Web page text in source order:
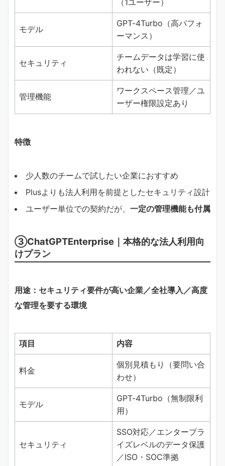
モデル
GPT-4Turbo（高パフォ
ーマンス）
セキュリティ
チームデータは学習に使
われない（既定）
管理機能
ワークスペース管理／ユ
ーザー権限設定あり
特徴
少人数のチームで試したい企業におすすめ
Plusよりも法人利用を前提としたセキュリティ設計
ユーザー単位での契約だが、 一定の管理機能も付属
③ChatGPTEnterprise｜本格的な法人利用向
けプラン
用途：セキュリティ要件が高い企業／全社導入／高度
な管理を要する環境
項目 内容
料金
個別見積もり（要問い合
わせ）
モデル
GPT-4Turbo（無制限利
用）
セキュリティ
SSO対応／エンタープラ
イズレベルのデータ保護
／ISO・SOC準拠